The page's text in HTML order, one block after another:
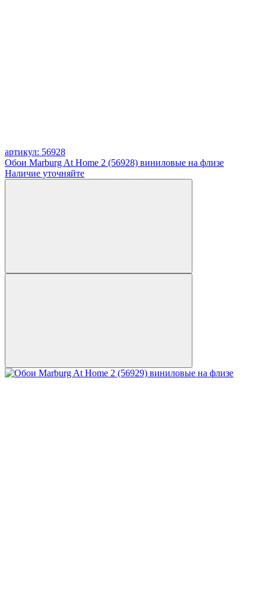
артикул: 56928
Обои Marburg At Home 2 (56928) виниловые на флизе
Наличие уточняйте